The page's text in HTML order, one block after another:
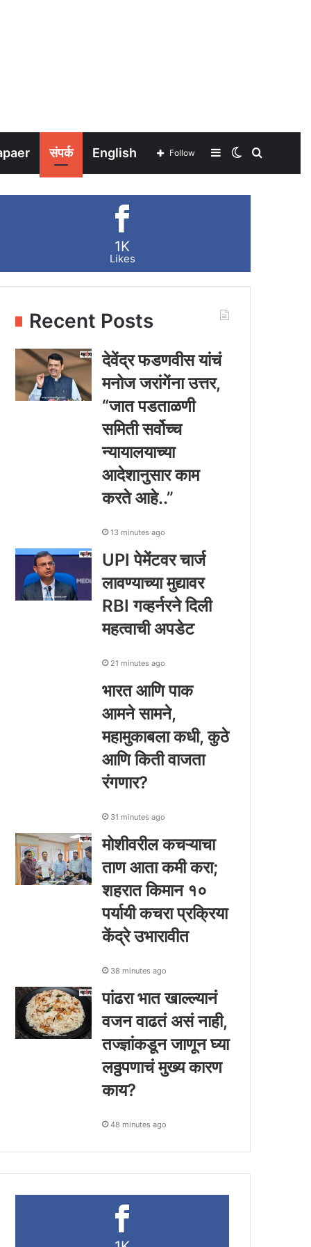
संपर्क English Switch
skin
Sidebar
Follow
1K
Likes
Recent Posts
देवेंद्र फडणवीस यांचं
मनोज जरांगेंना उत्तर,
“जात पडताळणी
समिती सर्वोच्च
न्यायालयाच्या
आदेशानुसार काम
करते आहे..”
13 minutes ago
UPI पेमेंटवर चार्ज
लावण्याच्या मुद्यावर
RBI गव्हर्नरने दिली
महत्वाची अपडेट
21 minutes ago
भारत आणि पाक
आमने सामने,
महामुकाबला कधी, कुठे
आणि किती वाजता
रंगणार?
31 minutes ago
मोशीवरील कचऱ्याचा
ताण आता कमी करा;
शहरात किमान १०
पर्यायी कचरा प्रक्रिया
केंद्रे उभारावीत
38 minutes ago
पांढरा भात खाल्ल्यानं
वजन वाढतं असं नाही,
तज्ज्ञांकडून जाणून घ्या
लठ्ठपणाचं मुख्य कारण
काय?
48 minutes ago